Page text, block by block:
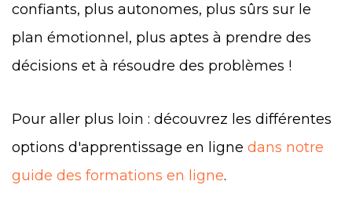
confiants, plus autonomes, plus sûrs sur le
plan émotionnel, plus aptes à prendre des
décisions et à résoudre des problèmes !
Pour aller plus loin : découvrez les différentes
options d'apprentissage en ligne dans notre
guide des formations en ligne.